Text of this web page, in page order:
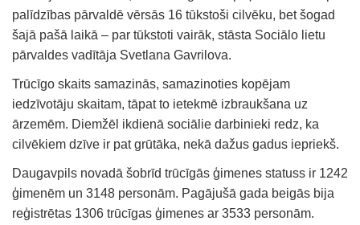
palīdzības pārvaldē vērsās 16 tūkstoši cilvēku, bet šogad
šajā pašā laikā – par tūkstoti vairāk, stāsta Sociālo lietu
pārvaldes vadītāja Svetlana Gavrilova.
Trūcīgo skaits samazinās, samazinoties kopējam
iedzīvotāju skaitam, tāpat to ietekmē izbraukšana uz
ārzemēm. Diemžēl ikdienā sociālie darbinieki redz, ka
cilvēkiem dzīve ir pat grūtāka, nekā dažus gadus iepriekš.
Daugavpils novadā šobrīd trūcīgās ģimenes statuss ir 1242
ģimenēm un 3148 personām. Pagājušā gada beigās bija
reģistrētas 1306 trūcīgas ģimenes ar 3533 personām.